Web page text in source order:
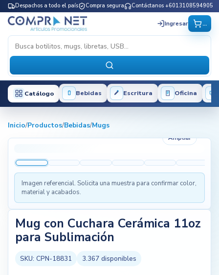
Despachos a todo el país Compra segura Contáctanos +6013108594905
Ingresar ...
Catálogo Bebidas Escritura Oficina
Inicio/Productos/Bebidas/Mugs
Ampliar
Imagen referencial. Solicita una muestra para confirmar color,
material y acabados.
Mug con Cuchara Cerámica 11oz
para Sublimación
SKU: CPN-18831 3.367disponibles